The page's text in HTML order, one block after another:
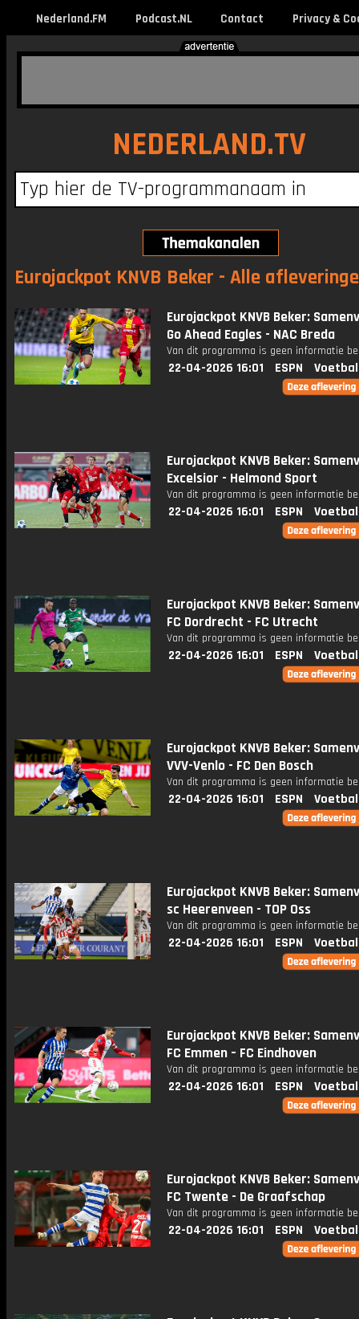
Nederland.FM Podcast.NL Contact Privacy &
NEDERLAND.TV
Eurojackpot KNVB Beker - Alle
Eurojackpot KNVB Beker:
Go Ahead Eagles - NAC Breda
Van dit programma is geen informatie
22-04-2026 16:01 ESPN
Eurojackpot KNVB Beker:
Excelsior - Helmond Sport
Van dit programma is geen informatie
22-04-2026 16:01 ESPN
Eurojackpot KNVB Beker:
FC Dordrecht - FC Utrecht
Van dit programma is geen informatie
22-04-2026 16:01 ESPN
Eurojackpot KNVB Beker:
VVV-Venlo - FC Den Bosch
Van dit programma is geen informatie
22-04-2026 16:01 ESPN
Eurojackpot KNVB Beker:
sc Heerenveen - TOP Oss
Van dit programma is geen informatie
22-04-2026 16:01 ESPN
Eurojackpot KNVB Beker:
FC Emmen – FC Eindhoven
Van dit programma is geen informatie
22-04-2026 16:01 ESPN
Eurojackpot KNVB Beker:
FC Twente - De Graafschap
Van dit programma is geen informatie
22-04-2026 16:01 ESPN